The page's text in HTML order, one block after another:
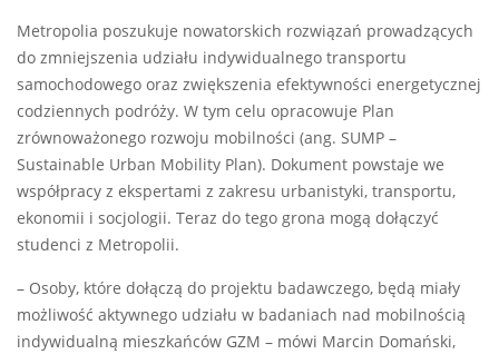
Metropolia poszukuje nowatorskich rozwiązań prowadzących
do zmniejszenia udziału indywidualnego transportu
samochodowego oraz zwiększenia efektywności energetycznej
codziennych podróży. W tym celu opracowuje Plan
zrównoważonego rozwoju mobilności (ang. SUMP –
Sustainable Urban Mobility Plan). Dokument powstaje we
współpracy z ekspertami z zakresu urbanistyki, transportu,
ekonomii i socjologii. Teraz do tego grona mogą dołączyć
studenci z Metropolii.
– Osoby, które dołączą do projektu badawczego, będą miały
możliwość aktywnego udziału w badaniach nad mobilnością
indywidualną mieszkańców GZM – mówi Marcin Domański,